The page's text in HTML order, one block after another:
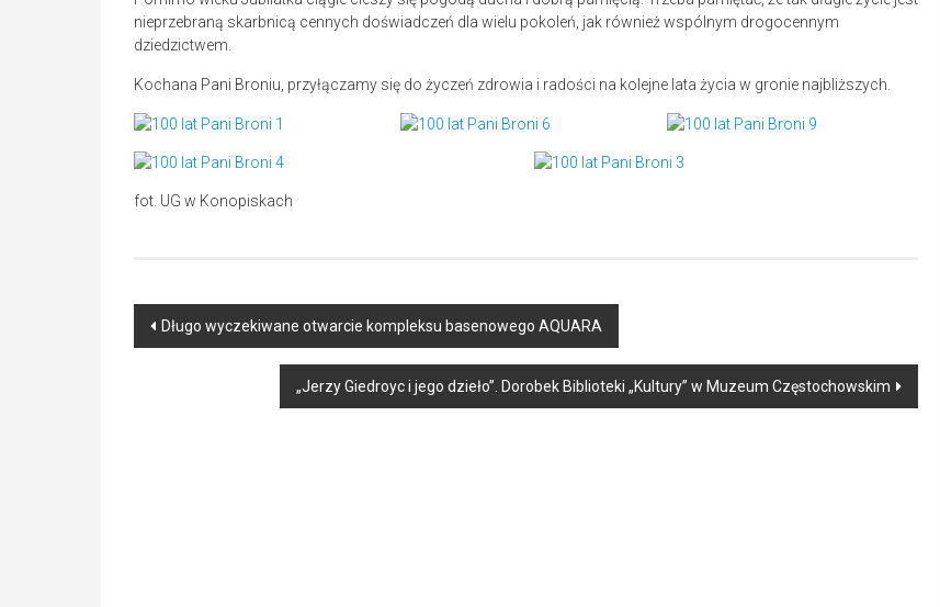
nieprzebraną skarbnicą cennych doświadczeń dla wielu pokoleń, jak również wspólnym drogocennym
dziedzictwem.
Kochana Pani Broniu, przyłączamy się do życzeń zdrowia i radości na kolejne lata życia w gronie najbliższych.
fot. UG w Konopiskach
Post
Długo wyczekiwane otwarcie kompleksu basenowego AQUARA
„Jerzy Giedroyc i jego dzieło”. Dorobek Biblioteki „Kultury” w Muzeum Częstochowskim